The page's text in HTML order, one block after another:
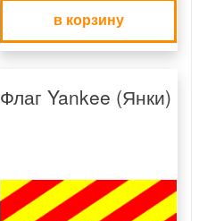
в корзину
Флаг Yankee (Янки)